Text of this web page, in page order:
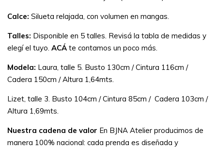
Calce: Silueta relajada, con volumen en mangas.
Talles: Disponible en 5 talles. Revisá la tabla de medidas y
elegí el tuyo. ACÁ te contamos un poco más.
Modela: Laura, talle 5. Busto 130cm / Cintura 116cm /
Cadera 150cm / Altura 1,64mts.
Lizet, talle 3. Busto 104cm / Cintura 85cm / Cadera 103cm /
Altura 1,69mts.
Nuestra cadena de valor En BJNA Atelier producimos de
manera 100% nacional: cada prenda es diseñada y